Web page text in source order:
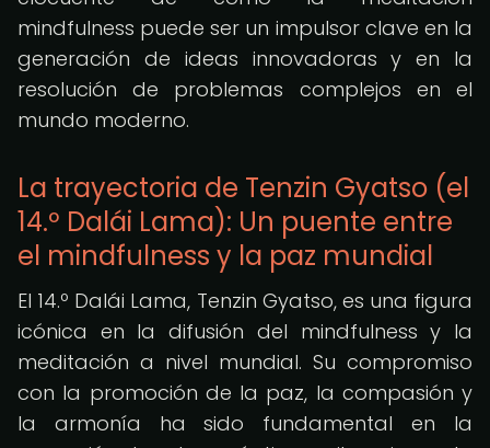
mindfulness puede ser un impulsor clave en la
generación de ideas innovadoras y en la
resolución de problemas complejos en el
mundo moderno.
La trayectoria de Tenzin Gyatso (el
14.º Dalái Lama): Un puente entre
el mindfulness y la paz mundial
El 14.º Dalái Lama, Tenzin Gyatso, es una figura
icónica en la difusión del mindfulness y la
meditación a nivel mundial. Su compromiso
con la promoción de la paz, la compasión y
la armonía ha sido fundamental en la